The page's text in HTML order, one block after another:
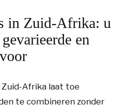
in Zuid-Afrika: u
en
Zuid-Afrika laat toe
te combineren zonder